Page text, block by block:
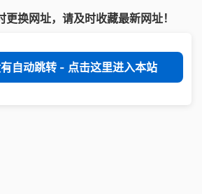
换网址，请及时收藏最新网址！
自动跳转 - 点击这里进入本站